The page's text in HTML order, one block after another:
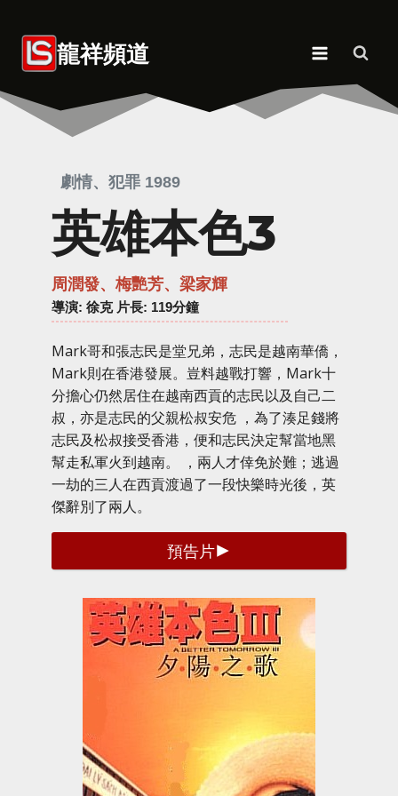
content 龍祥頻道
劇情、犯罪 1989
英雄本色3
周潤發、梅艷芳、梁家輝
導演: 徐克 片長: 119分鐘
Mark哥和張志民是堂兄弟，志民是越南華僑，
Mark則在香港發展。豈料越戰打響，Mark十
分擔心仍然居住在越南西貢的志民以及自己二
叔，亦是志民的父親松叔安危 ，為了湊足錢將
志民及松叔接受香港，便和志民決定幫當地黑
幫走私軍火到越南。 ，兩人才倖免於難；逃過
一劫的三人在西貢渡過了一段快樂時光後，英
傑辭別了兩人。
預告片